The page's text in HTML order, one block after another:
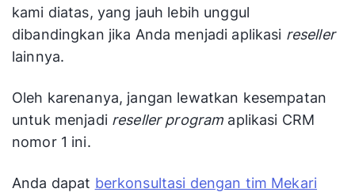
kami diatas, yang jauh lebih unggul
dibandingkan jika Anda menjadi aplikasi reseller
lainnya.
Oleh karenanya, jangan lewatkan kesempatan
untuk menjadi reseller program aplikasi CRM
nomor 1 ini.
Anda dapat berkonsultasi dengan tim Mekari